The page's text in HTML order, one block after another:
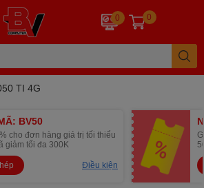
0 0
TI 4G
BV50
cho đơn hàng giá trị tối thiểu
giảm tối đa 300K
Điều kiện